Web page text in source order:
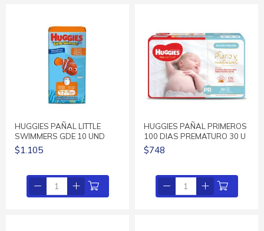
HUGGIES PAÑAL LITTLE
SWIMMERS GDE 10 UND
$1.105
HUGGIES PAÑAL PRIMEROS
100 DIAS PREMATURO 30 U
$748